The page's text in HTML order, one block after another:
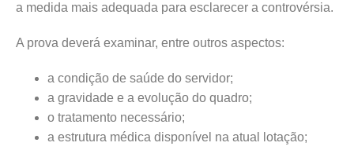
a medida mais adequada para esclarecer a controvérsia.
A prova deverá examinar, entre outros aspectos:
a condição de saúde do servidor;
a gravidade e a evolução do quadro;
o tratamento necessário;
a estrutura médica disponível na atual lotação;